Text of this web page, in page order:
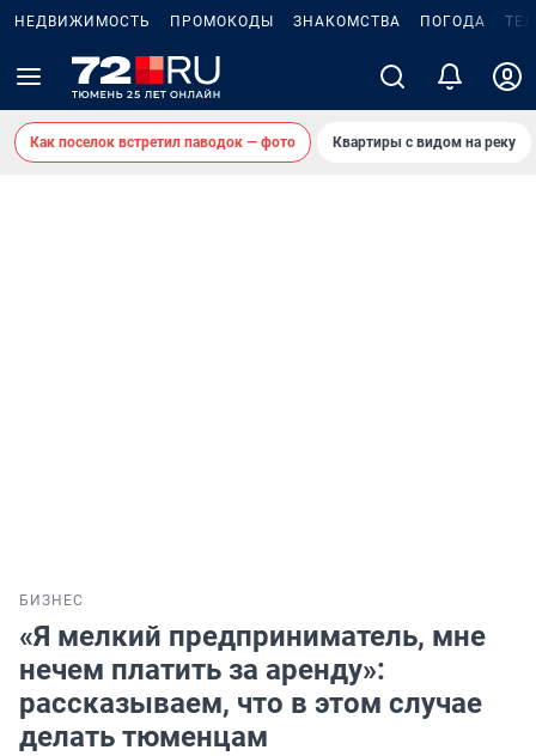
НЕДВИЖИМОСТЬ ПРОМОКОДЫ ЗНАКОМСТВА ПОГОДА
Как поселок встретил паводок — фото Квартиры с видом на реку
БИЗНЕС
«Я мелкий предприниматель, мне
нечем платить за аренду»:
рассказываем, что в этом случае
делать тюменцам